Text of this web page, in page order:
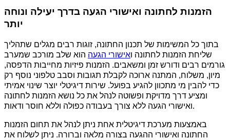
הזמנות לחתונה ואישורי הגעה בדרך יעילה ונוחה
יותר
בתוך כל המשימות של תכנון החתונה, זוגות רבים מגלים שתהליך
שליחת הזמנות לחתונה ואישורי הגעה הוא שלב מורכב שמערב
גורמים רבים ודורש זמן ומשאבים. הזמנות פיזיות מחייבות הדפסה,
מיון, משלוח, המתנה ארוכה לקבלת תגובות וסבב טלפוני נוסף רק
כדי להבין מי מתכוון להגיע בפועל. שירות דיגיטלי יוצר שינוי אמיתי
ומציע דרך מדויקת ופשוטה לנהל את כל נושא הזמנות לחתונה
ואישורי הגעה ללא צורך בעבודה כפולה וללא חוסר ודאות.
באמצעות מערכת דיגיטלית אחת ניתן לנהל את תחום הזמנות
החתונה ואישורי ההגעה בצורה מלאה וברורה. ניתן לשלוח את